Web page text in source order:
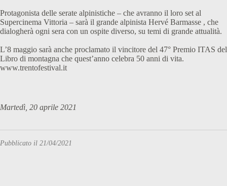
Protagonista delle serate alpinistiche – che avranno il loro set al
Supercinema Vittoria – sarà il grande alpinista Hervé Barmasse , che
dialogherà ogni sera con un ospite diverso, su temi di grande attualità.
L’8 maggio sarà anche proclamato il vincitore del 47° Premio ITAS del
Libro di montagna che quest’anno celebra 50 anni di vita.
www.trentofestival.it
Martedì, 20 aprile 2021
Pubblicato il 21/04/2021